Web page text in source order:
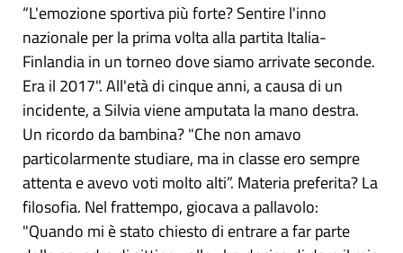
“L'emozione sportiva più forte? Sentire l'inno
nazionale per la prima volta alla partita Italia-
Finlandia in un torneo dove siamo arrivate seconde.
Era il 2017". All'età di cinque anni, a causa di un
incidente, a Silvia viene amputata la mano destra.
Un ricordo da bambina? "Che non amavo
particolarmente studiare, ma in classe ero sempre
attenta e avevo voti molto alti”. Materia preferita? La
filosofia. Nel frattempo, giocava a pallavolo:
"Quando mi è stato chiesto di entrare a far parte